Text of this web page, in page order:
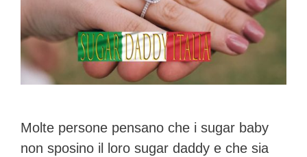
Molte persone pensano che i sugar baby
non sposino il loro sugar daddy e che sia